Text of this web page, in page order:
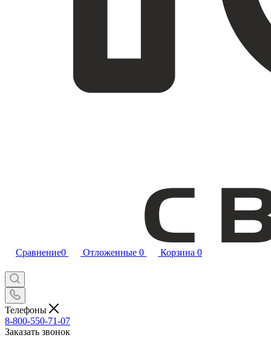
Сравнение0 Отложенные 0 Корзина 0
Телефоны
8-800-550-71-07
Заказать звонок